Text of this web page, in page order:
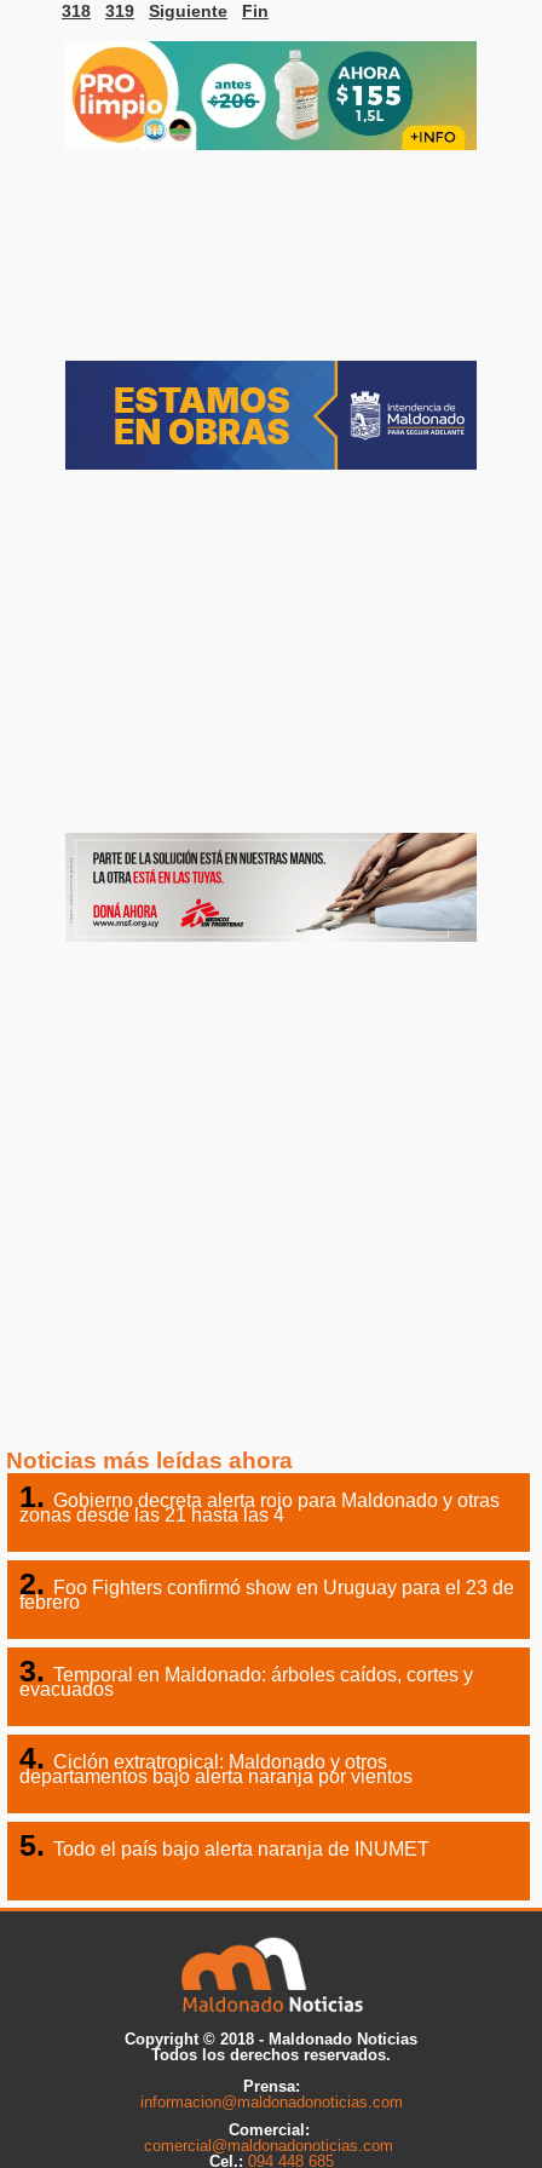
318
319 Siguiente Fin
Noticias más leídas ahora
Gobierno decreta alerta rojo para Maldonado y otras
zonas desde las 21 hasta las 4
Foo Fighters confirmó show en Uruguay para el 23 de
febrero
Temporal en Maldonado: árboles caídos, cortes y
evacuados
Ciclón extratropical: Maldonado y otros
departamentos bajo alerta naranja por vientos
Todo el país bajo alerta naranja de INUMET
Copyright © 2018 - Maldonado Noticias
Todos los derechos reservados.
Prensa:
informacion@maldonadonoticias.com
Comercial:
comercial@maldonadonoticias.com
Cel.: 094 448 685